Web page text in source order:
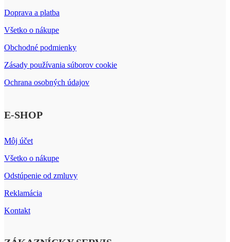
Doprava a platba
Všetko o nákupe
Obchodné podmienky
Zásady používania súborov cookie
Ochrana osobných údajov
E-SHOP
Môj účet
Všetko o nákupe
Odstúpenie od zmluvy
Reklamácia
Kontakt